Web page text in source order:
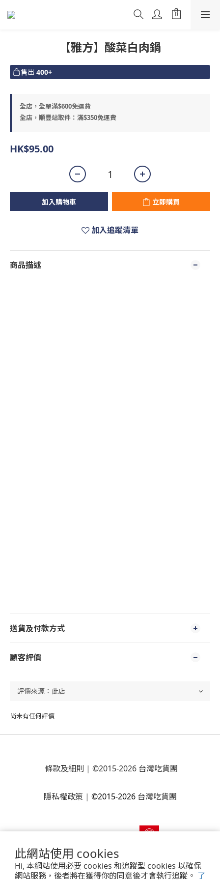
此網站使用 cookies
Hi, 本網站使用必要 cookies 和追蹤型 cookies 以確保
網站服務，後者將在獲得你的同意後才會執行追蹤。 了
【雅方】酸菜白肉鍋
售出 400+
全店，全單滿$600免運費
全店，順豐站取件：滿$350免運費
HK$95.00
加入購物車 立即購買
加入追蹤清單
商品描述
送貨及付款方式
顧客評價
尚未有任何評價
條款及細則 | ©2015-2026 台灣吃貨團
隱私權政策 | ©2015-2026台灣吃貨團